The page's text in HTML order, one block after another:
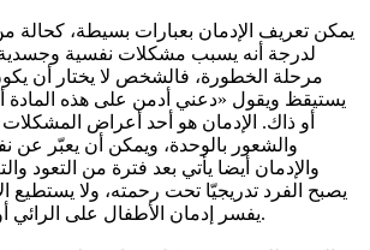
يمكن تعريف الإدمان بعبارات بسيطة، كحالة
لدرجة أنه يسبب مشكلات نفسية
مرحلة الخطورة، فالشخص لا يختار أن
يستيقظ ويقول «دعني أدمن على هذه المادة
أو ذاك. الإدمان هو أحد أعراض المشكلات
والشعور بالوحدة، ويمكن أن يعبّر عن
والإدمان أيضا يأتي بعد فترة من التعود
يصبح الفرد تدريجيّا تحت رحمته، ولا يستطيع
يفسر إدمان الأطفال على الرائي أو الأجهزة الذكية، مثلا.